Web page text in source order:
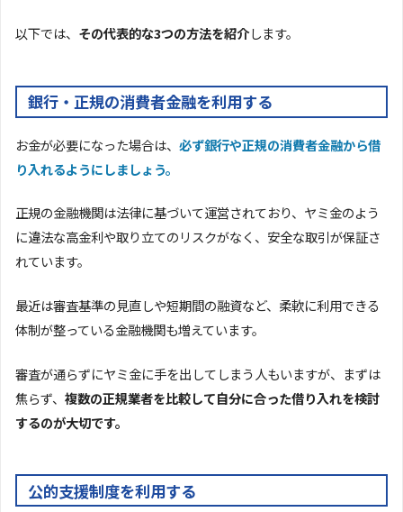
以下では、 その代表的な3つの方法を紹介します。
銀行・正規の消費者金融を利用する
お金が必要になった場合は、 必ず銀行や正規の消費者金融から借
り入れるようにしましょう。
正規の金融機関は法律に基づいて運営されており、ヤミ金のよう
に違法な高金利や取り立てのリスクがなく、安全な取引が保証さ
れています。
最近は審査基準の見直しや短期間の融資など、柔軟に利用できる
体制が整っている金融機関も増えています。
審査が通らずにヤミ金に手を出してしまう人もいますが、まずは
焦らず、 複数の正規業者を比較して自分に合った借り入れを検討
するのが大切です。
公的支援制度を利用する